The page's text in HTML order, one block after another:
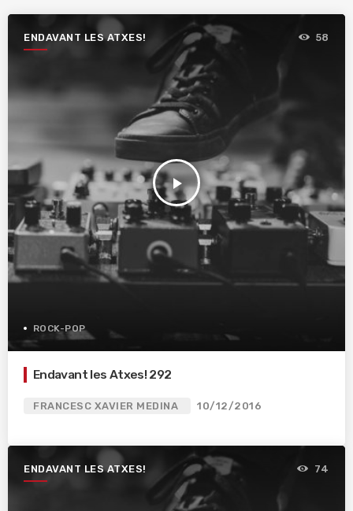
ENDAVANT LES ATXES!
play_arrow
58
ROCK-POP
Endavant les Atxes! 292
FRANCESC XAVIER MEDINA 10/12/2016
ENDAVANT LES ATXES! 74